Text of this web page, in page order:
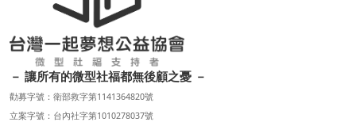
－ 讓所有的微型社福都無後顧之憂 －
勸募字號：衛部救字第1141364820號
立案字號：台內社字第1010278037號